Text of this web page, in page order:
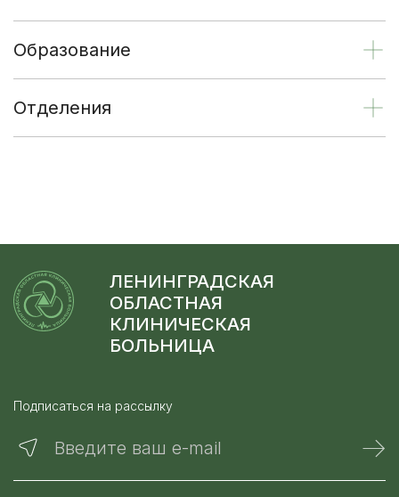
Образование
Отделения
ЛЕНИНГРАДСКАЯ
ОБЛАСТНАЯ
КЛИНИЧЕСКАЯ
БОЛЬНИЦА
Подписаться на рассылку
Введите ваш e-mail